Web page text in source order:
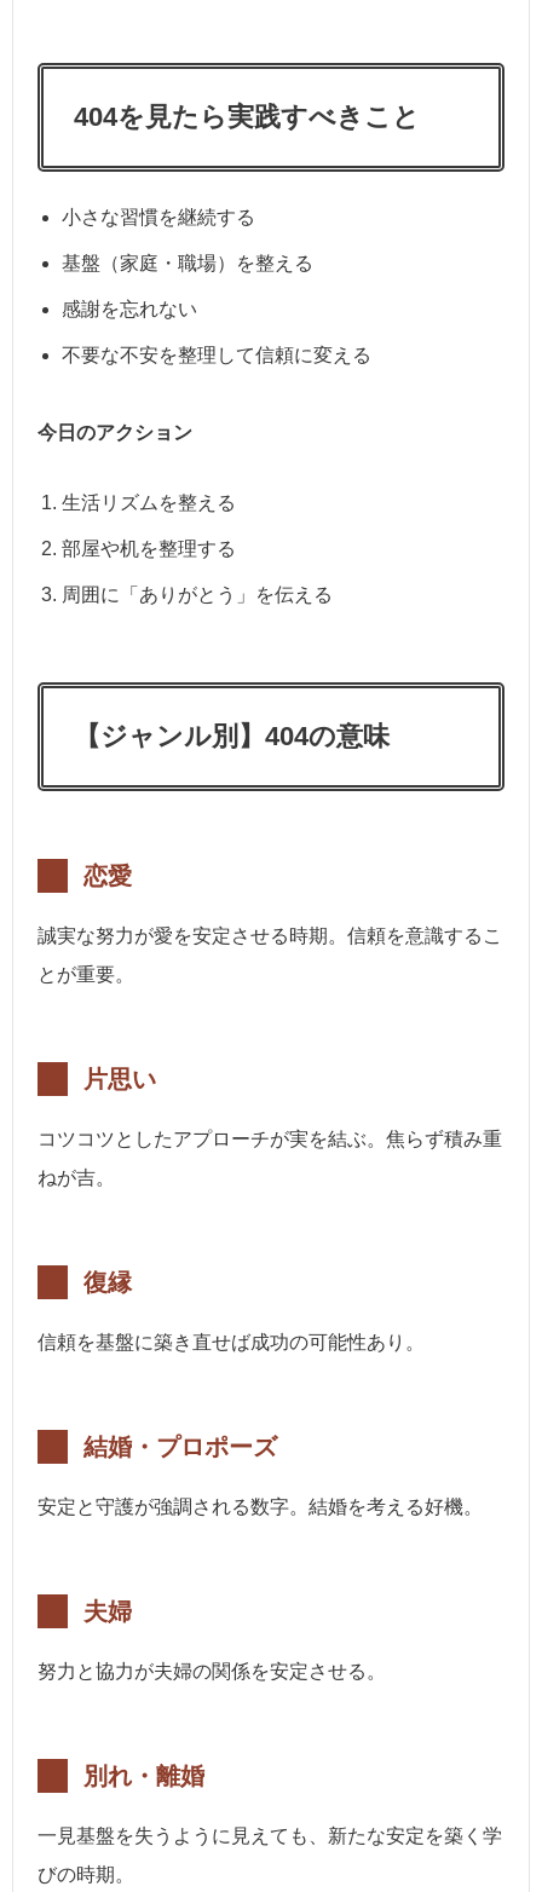
404を見たら実践すべきこと
小さな習慣を継続する
基盤（家庭・職場）を整える
感謝を忘れない
不要な不安を整理して信頼に変える
今日のアクション
生活リズムを整える
部屋や机を整理する
周囲に「ありがとう」を伝える
【ジャンル別】404の意味
恋愛
誠実な努力が愛を安定させる時期。信頼を意識するこ
とが重要。
片思い
コツコツとしたアプローチが実を結ぶ。焦らず積み重
ねが吉。
復縁
信頼を基盤に築き直せば成功の可能性あり。
結婚・プロポーズ
安定と守護が強調される数字。結婚を考える好機。
夫婦
努力と協力が夫婦の関係を安定させる。
別れ・離婚
一見基盤を失うように見えても、新たな安定を築く学
びの時期。